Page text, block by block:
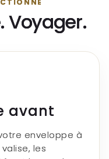
Voyager.
avant
enveloppe à
les